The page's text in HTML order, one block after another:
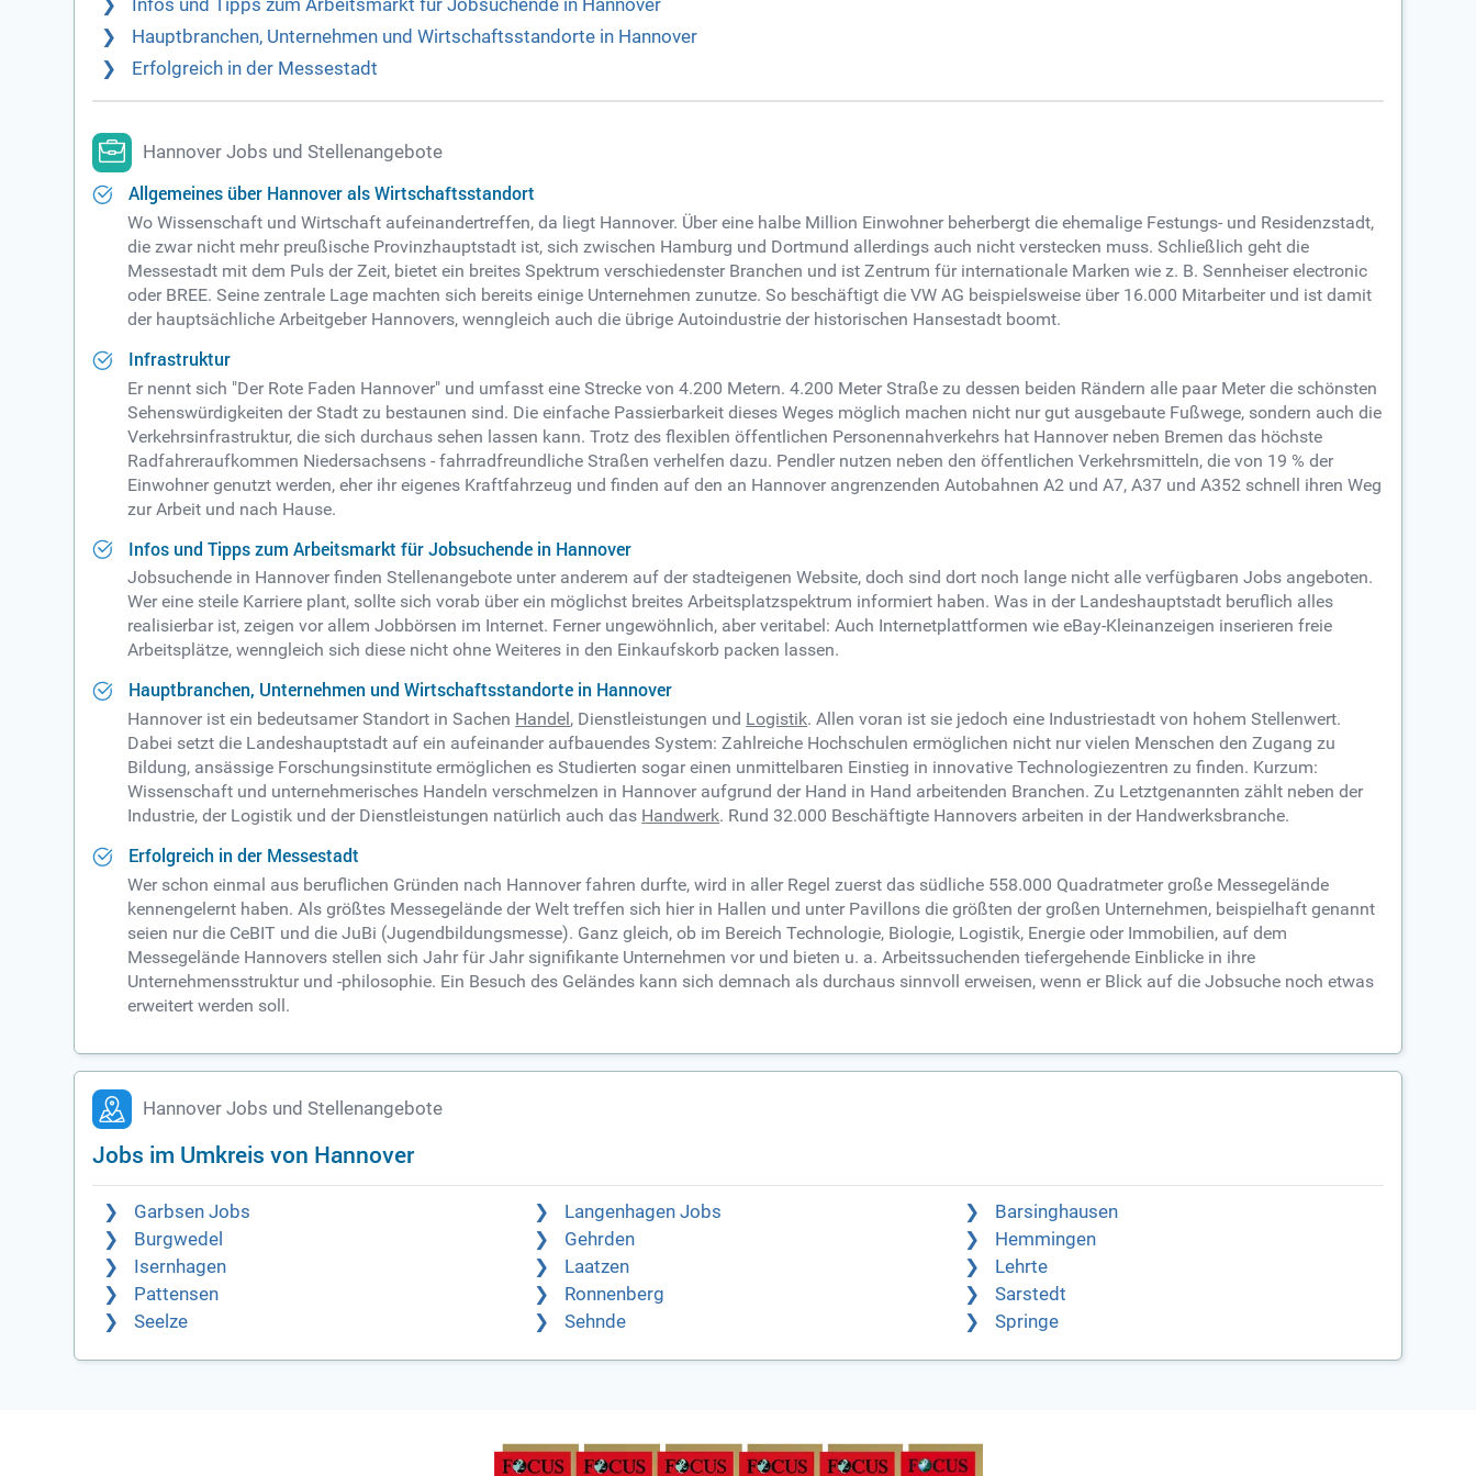
Infos und Tipps zum Arbeitsmarkt für Jobsuchende in Hannover
Hauptbranchen, Unternehmen und Wirtschaftsstandorte in Hannover
Erfolgreich in der Messestadt
Hannover Jobs und Stellenangebote
Allgemeines über Hannover als Wirtschaftsstandort
Wo Wissenschaft und Wirtschaft aufeinandertreffen, da liegt Hannover. Über eine halbe Million Einwohner beherbergt die ehemalige Festungs- und Residenzstadt,
die zwar nicht mehr preußische Provinzhauptstadt ist, sich zwischen Hamburg und Dortmund allerdings auch nicht verstecken muss. Schließlich geht die
Messestadt mit dem Puls der Zeit, bietet ein breites Spektrum verschiedenster Branchen und ist Zentrum für internationale Marken wie z. B. Sennheiser electronic
oder BREE. Seine zentrale Lage machten sich bereits einige Unternehmen zunutze. So beschäftigt die VW AG beispielsweise über 16.000 Mitarbeiter und ist damit
der hauptsächliche Arbeitgeber Hannovers, wenngleich auch die übrige Autoindustrie der historischen Hansestadt boomt.
Infrastruktur
Er nennt sich "Der Rote Faden Hannover" und umfasst eine Strecke von 4.200 Metern. 4.200 Meter Straße zu dessen beiden Rändern alle paar Meter die schönsten
Sehenswürdigkeiten der Stadt zu bestaunen sind. Die einfache Passierbarkeit dieses Weges möglich machen nicht nur gut ausgebaute Fußwege, sondern auch die
Verkehrsinfrastruktur, die sich durchaus sehen lassen kann. Trotz des flexiblen öffentlichen Personennahverkehrs hat Hannover neben Bremen das höchste
Radfahreraufkommen Niedersachsens - fahrradfreundliche Straßen verhelfen dazu. Pendler nutzen neben den öffentlichen Verkehrsmitteln, die von 19 % der
Einwohner genutzt werden, eher ihr eigenes Kraftfahrzeug und finden auf den an Hannover angrenzenden Autobahnen A2 und A7, A37 und A352 schnell ihren Weg
zur Arbeit und nach Hause.
Infos und Tipps zum Arbeitsmarkt für Jobsuchende in Hannover
Jobsuchende in Hannover finden Stellenangebote unter anderem auf der stadteigenen Website, doch sind dort noch lange nicht alle verfügbaren Jobs angeboten.
Wer eine steile Karriere plant, sollte sich vorab über ein möglichst breites Arbeitsplatzspektrum informiert haben. Was in der Landeshauptstadt beruflich alles
realisierbar ist, zeigen vor allem Jobbörsen im Internet. Ferner ungewöhnlich, aber veritabel: Auch Internetplattformen wie eBay-Kleinanzeigen inserieren freie
Arbeitsplätze, wenngleich sich diese nicht ohne Weiteres in den Einkaufskorb packen lassen.
Hauptbranchen, Unternehmen und Wirtschaftsstandorte in Hannover
Hannover ist ein bedeutsamer Standort in Sachen Handel, Dienstleistungen und Logistik. Allen voran ist sie jedoch eine Industriestadt von hohem Stellenwert.
Dabei setzt die Landeshauptstadt auf ein aufeinander aufbauendes System: Zahlreiche Hochschulen ermöglichen nicht nur vielen Menschen den Zugang zu
Bildung, ansässige Forschungsinstitute ermöglichen es Studierten sogar einen unmittelbaren Einstieg in innovative Technologiezentren zu finden. Kurzum:
Wissenschaft und unternehmerisches Handeln verschmelzen in Hannover aufgrund der Hand in Hand arbeitenden Branchen. Zu Letztgenannten zählt neben der
Industrie, der Logistik und der Dienstleistungen natürlich auch das Handwerk. Rund 32.000 Beschäftigte Hannovers arbeiten in der Handwerksbranche.
Erfolgreich in der Messestadt
Wer schon einmal aus beruflichen Gründen nach Hannover fahren durfte, wird in aller Regel zuerst das südliche 558.000 Quadratmeter große Messegelände
kennengelernt haben. Als größtes Messegelände der Welt treffen sich hier in Hallen und unter Pavillons die größten der großen Unternehmen, beispielhaft genannt
seien nur die CeBIT und die JuBi (Jugendbildungsmesse). Ganz gleich, ob im Bereich Technologie, Biologie, Logistik, Energie oder Immobilien, auf dem
Messegelände Hannovers stellen sich Jahr für Jahr signifikante Unternehmen vor und bieten u. a. Arbeitssuchenden tiefergehende Einblicke in ihre
Unternehmensstruktur und -philosophie. Ein Besuch des Geländes kann sich demnach als durchaus sinnvoll erweisen, wenn er Blick auf die Jobsuche noch etwas
erweitert werden soll.
Hannover Jobs und Stellenangebote
Jobs im Umkreis von Hannover
Garbsen Jobs Langenhagen Jobs
Barsinghausen
Burgwedel
Gehrden
Hemmingen
Isernhagen
Laatzen
Lehrte
Pattensen
Ronnenberg
Sarstedt
Seelze
Sehnde Springe